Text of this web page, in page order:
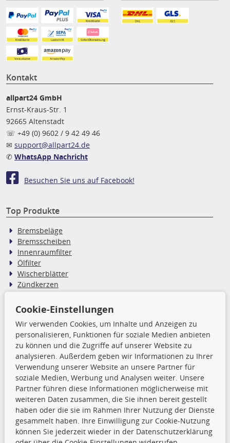
Kontakt
allpart24 GmbH
Ernst-Kraus-Str. 1
92665 Altenstadt
☏ +49 (0) 9602 / 9 42 49 46
✉ support@allpart24.de
✆ WhatsApp Nachricht
Besuchen Sie uns auf Facebook!
Top Produkte
Bremsbeläge
Bremsscheiben
Innenraumfilter
Ölfilter
Wischerblätter
Zündkerzen
TecDoc Inside
Die hier angezeigten Daten,
insbesondere die gesamte Datenbank,
dürfen nicht kopiert werden. Es ist zu
unterlassen, die Daten oder die gesamte Datenbank ohne
vorherige Zustimmung TecDocs zu vervielfältigen, zu
verbreiten und/oder diese Handlungen durch Dritte ausführen
zu lassen. Ein Zuwiderhandeln stellt eine
Urheberrechtsverletzung dar und wird verfolgt.
Ronny’s Newsletter
Cookie-Einstellungen
Wir verwenden Cookies, um Inhalte und Anzeigen zu
personalisieren, Funktionen für soziale Medien anbieten
zu können und die Zugriffe auf unserer Website zu
analysieren. Außerdem geben wir Informationen zu Ihrer
Verwendung unserer Website an unsere Partner für
soziale Medien, Werbung und Analysen weiter. Unsere
Partner führen diese Informationen möglicherweise mit
weiteren Daten zusammen, die Sie ihnen bereit gestellt
haben oder die sie im Rahmen Ihrer Nutzung der Dienste
gesammelt haben. Ihre Einwilligung zur Cookie-Nutzung
können Sie jederzeit wieder in der Datenschutzerklärung